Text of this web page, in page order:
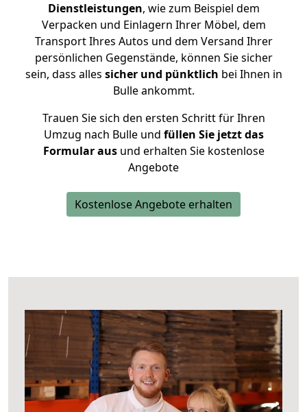
Dienstleistungen, wie zum Beispiel dem
Verpacken und Einlagern Ihrer Möbel, dem
Transport Ihres Autos und dem Versand Ihrer
persönlichen Gegenstände, können Sie sicher
sein, dass alles sicher und pünktlich bei Ihnen in
Bulle ankommt.
Trauen Sie sich den ersten Schritt für Ihren
Umzug nach Bulle und füllen Sie jetzt das
Formular ausund erhalten Sie kostenlose
Angebote
Kostenlose Angebote erhalten